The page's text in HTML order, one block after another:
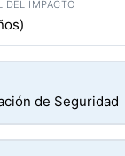
de Seguridad